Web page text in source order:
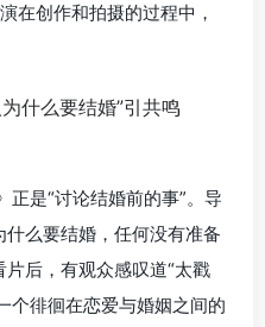
在创作和拍摄的过程中，
是“讨论结婚前的事”。导
么要结婚，任何没有准备
后，有观众感叹道“太戳
个徘徊在恋爱与婚姻之间的